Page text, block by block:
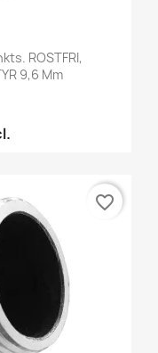
ROSTFRI,
9,6 Mm
favorite_border